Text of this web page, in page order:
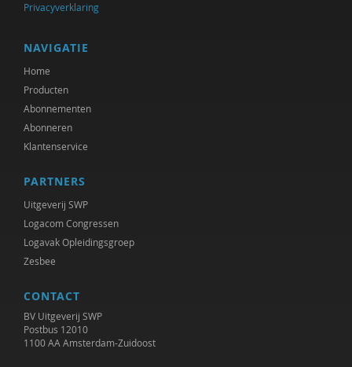
Privacyverklaring
NAVIGATIE
Home
Producten
Abonnementen
Abonneren
Klantenservice
PARTNERS
Uitgeverij SWP
Logacom Congressen
Logavak Opleidingsgroep
Zesbee
CONTACT
BV Uitgeverij SWP
Postbus 12010
1100 AA Amsterdam-Zuidoost